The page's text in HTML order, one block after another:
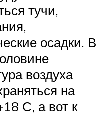
тучи,
осадки. В
воздуха
на
С, а вот к